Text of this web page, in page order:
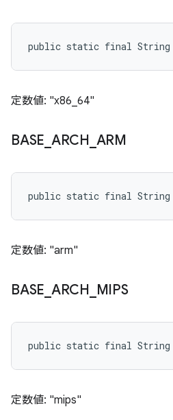
public static final String
定数値: "x86_64"
BASE ARCH ARM
public static final String
定数値: "arm"
BASE ARCH MIPS
public static final String
定数値: "mips"